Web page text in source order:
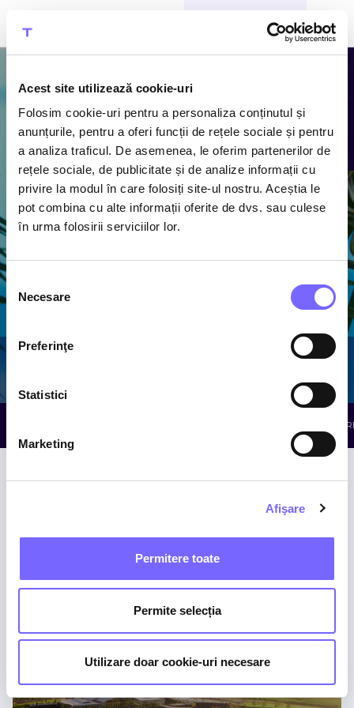
Acest site utilizează cookie-uri
Folosim cookie-uri pentru a personaliza conținutul și
anunțurile, pentru a oferi funcții de rețele sociale și pentru
a analiza traficul. De asemenea, le oferim partenerilor de
rețele sociale, de publicitate și de analize informații cu
privire la modul în care folosiți site-ul nostru. Aceștia le
pot combina cu alte informații oferite de dvs. sau culese
în urma folosirii serviciilor lor.
Selecția
consimțământului
Necesare
Preferinţe
Statistici
Marketing
Afişare
Permitere toate
Permite selecția
Utilizare doar cookie-uri necesare
CUMPĂRĂ BILETE
Atracțiile
Therme
Descoperă piscine cu
apă termală caldă,
Piscine cu Minerale
THE PALM